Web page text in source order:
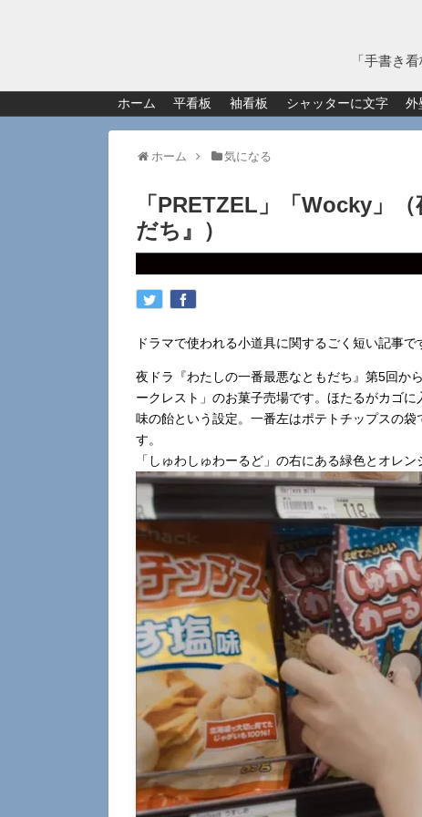
「手書き
ホーム 平看板 袖看板 シャッターに文字 外
ホーム 気になる
「PRETZEL」「Wocky」
だち』）
ドラマで使われる小道具に関するごく短い記事で
夜ドラ『わたしの一番最悪なともだち』第5回か
ークレスト」のお菓子売場です。ほたるがカゴ
味の飴という設定。一番左はポテトチップスの
す。
「しゅわしゅわーるど」の右にある緑色とオレン